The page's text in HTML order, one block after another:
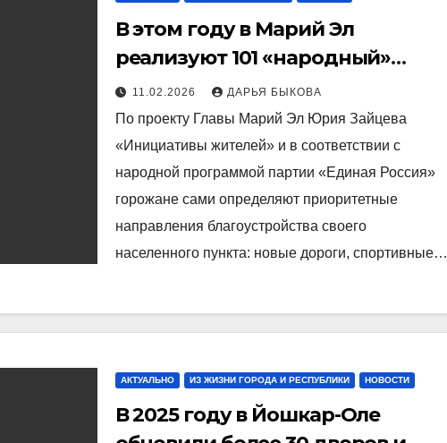
В этом году в Марий Эл
реализуют 101 «народный»
проект на общую сумму более
202 миллионов рублей
11.02.2026 ДАРЬЯ БЫКОВА
По проекту Главы Марий Эл Юрия Зайцева
«Инициативы жителей» и в соответствии с
народной программой партии «Единая Россия»
горожане сами определяют приоритетные
направления благоустройства своего
населенного пункта: новые дороги, спортивные…
АКТУАЛЬНО ИЗ ЖИЗНИ ГОРОДА И РЕСПУБЛИКИ НОВОСТИ
В 2025 году в Йошкар-Оле